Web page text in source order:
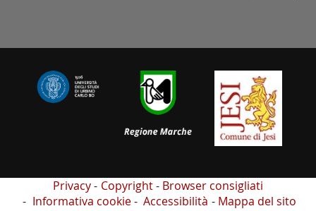
Privacy Copyright
Browser consigliati
Informativa cookie
Accessibilità Mappa del sito